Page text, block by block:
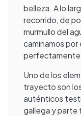
belleza. A lo
recorrido, de
murmullo del
caminamos por
perfectamente
Uno de los
trayecto son
auténticos
gallega y parte